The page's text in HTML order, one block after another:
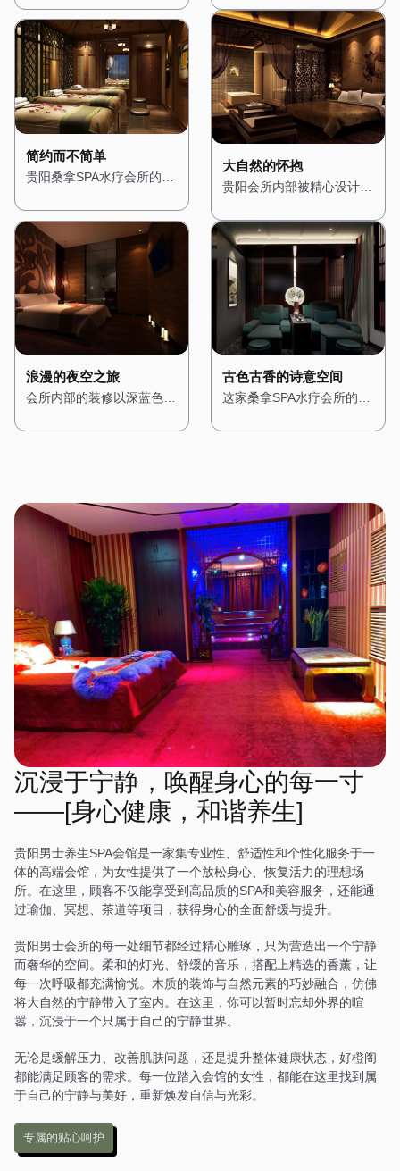
光，营造出一种温馨而宁静
的氛围。桑拿房被设计成半
开放式，四周环绕着绿植，
让人在享受桑拿的同时，也
能感受到自然的气息。水疗
区域则配备了舒适的按摩床
和私人浴缸，每个角落都经
松身心的同时，也能享受视
觉上的愉悦。 这里不仅是
一个远离都市喧嚣的隐秘花
园，让每一位顾客都能在这
里找到属于自己的宁静。
益彰，展现出极致的奢华
感。桑拿房采用进口的芬兰
桑拿设备，内部装饰以高档
木材为主，搭配柔软的皮革
座椅，让人在享受桑拿时也
能感受到舒适与尊贵。水疗
区域则配备了私人水疗套
房，每个房间都配有独立的
蒸汽房、按摩床和私人浴
缸，确保顾客在享受服务时
的私密性。 在这里，每一
待遇，无论是从环境的布置
还是服务的细节，都让人感
受到无与伦比的奢华体验。
在为顾客提供一个心灵的栖
息之所。一进门，便能看到
一个小型的禅意花园，潺潺
的流水声与鸟鸣交织在一
起，营造出一种宁静而祥和
的氛围。 会所内部的装修
以木质为主，搭配淡雅的色
之美。墙壁上挂着禅意的挂
画，角落里摆放着精致的佛
淡的檀香，让人瞬间放松下
来。 桑拿房的设计简约而
精致，采用传统的日式风
格，搭配竹编的装饰和榻榻
米，让人在享受桑拿的同
时，也能感受到禅意的宁
静。水疗区域则配备了舒适
的按摩床和私人浴缸，每个
房间都经过精心布置，搭配
柔软的棉麻布艺，营造出一
种温馨而舒适的感觉。 在
仿佛置身于阳光明媚的海边
小镇。一进门，便能看到蓝
白相间的装饰色调，搭配拱
形的门窗和马赛克瓷砖，展
现出浓郁的地中海风格。
会所内部的装修以明亮的色
调为主，搭配木质的家具和
装饰，营造出一种轻松而愉
悦的氛围。墙壁上挂着地中
海风格的挂画，描绘着湛蓝
仿佛能感受到阳光的温暖。
桑拿房被设计成圆形，四周
环绕着蓝色的瓷砖，搭配白
色的装饰线条，仿佛置身于
海洋之中。水疗区域则配备
了舒适的按摩床和私人浴
缸，每个房间都经过精心布
置，搭配蓝色的窗帘和海洋
元素的装饰，营造出一种浪
漫而惬意的感觉。 在这
里，每一次呼吸都能感受到
简约而不简单
贵阳桑拿SPA水疗会所的设
都市的时尚与精致。一进
门，便能看到大面积的玻璃
幕墙，将自然光线引入室
内，营造出明亮而通透的氛
围。 会所内部的装修以白
色和灰色为主色调，搭配简
洁的线条和几何图形，展现
艺术作品，搭配现代感十足
的家具，让人感受到都市的
床和私人浴缸，每个房间都
经过精心设计，搭配简洁的
装饰和舒适的布艺，营造出
一种温馨而舒适的感觉。
在这里，简约的设计风格与
高端的设施设备相结合，为
顾客提供了一个时尚而舒适
的放松空间。
大自然的怀抱
贵阳会所内部被精心设计成
木质的装饰与绿植随处可
见，让人瞬间忘却城市的喧
嚣。 墙壁上挂着森林主题
的画作，搭配柔和的灯光，
营造出一种温暖而宁静的氛
围。空气中弥漫着松木的清
香，仿佛置身于真正的森林
之中。桑拿房采用天然木材
搭建，搭配石质的地面，让
人在享受桑拿的同时，也能
静。 水疗区域则配备了私
了自然的气息，每一次放松
都是一场与大自然的亲密对
话。
浪漫的夜空之旅
会所内部的装修以深蓝色和
装饰线条，展现出一种神秘
桑拿房被设计成半圆形，天
花板上装饰着星空灯，让人
在享受桑拿时仿佛置身于星
空之下。水疗区域则配备了
舒适的按摩床和私人浴缸，
每个房间都经过精心布置，
搭配星空主题的装饰，营造
出一种浪漫而宁静的感觉。
在这里，每一次放松都是一
场星空下的梦境之旅。
古色古香的诗意空间
这家桑拿SPA水疗会所的设
人仿佛穿越回了古代的宫
的中式灯具，营造出一种庄
重而典雅的氛围。 会所内
部的装修以木质为主，搭配
传统的中式图案，展现出一
种古朴与自然之美。墙壁上
挂着中国山水画，角落里摆
放着古筝和茶具，空气中弥
漫着淡淡的茶香，让人感受
到东方文化的深厚底蕴。
桑拿房采用传统的中式风
格，搭配木质的装饰和榻榻
米，让人在享受桑拿的同
时，也能感受到古典的宁
静。水疗区域则配备了舒适
的按摩床和私人浴缸，每个
房间都经过精心布置，搭配
中式风格的装饰，营造出一
种温馨而舒适的感觉。在这
里，每一次放松都是一场诗
意的旅行。
沉浸于宁静，唤醒身心的每一寸
——[身心健康，和谐养生]
贵阳男士养生SPA会馆是一家集专业性、舒适性和个性化服务于一
体的高端会馆，为女性提供了一个放松身心、恢复活力的理想场
所。在这里，顾客不仅能享受到高品质的SPA和美容服务，还能通
过瑜伽、冥想、茶道等项目，获得身心的全面舒缓与提升。
贵阳男士会所的每一处细节都经过精心雕琢，只为营造出一个宁静
而奢华的空间。柔和的灯光、舒缓的音乐，搭配上精选的香薰，让
每一次呼吸都充满愉悦。木质的装饰与自然元素的巧妙融合，仿佛
将大自然的宁静带入了室内。在这里，你可以暂时忘却外界的喧
嚣，沉浸于一个只属于自己的宁静世界。
无论是缓解压力、改善肌肤问题，还是提升整体健康状态，好橙阁
都能满足顾客的需求。每一位踏入会馆的女性，都能在这里找到属
于自己的宁静与美好，重新焕发自信与光彩。
专属的贴心呵护